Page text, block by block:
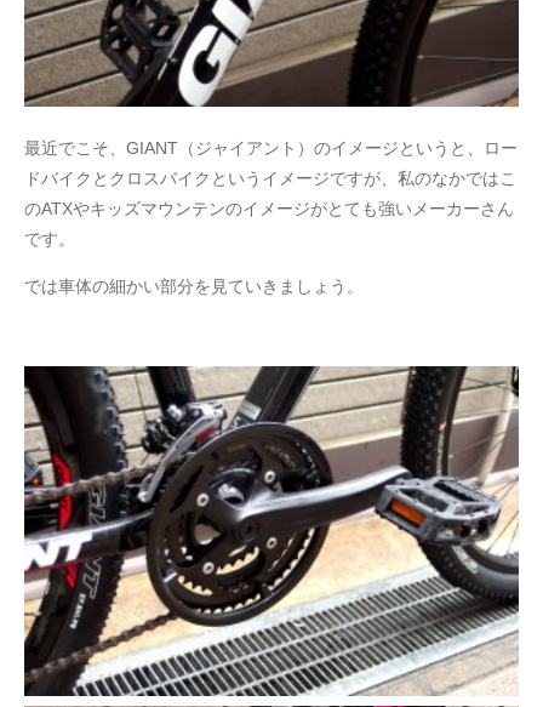
最近でこそ、GIANT（ジャイアント）のイメージというと、ロー
ドバイクとクロスバイクというイメージですが、私のなかではこ
のATXやキッズマウンテンのイメージがとても強いメーカーさん
です。
では車体の細かい部分を見ていきましょう。